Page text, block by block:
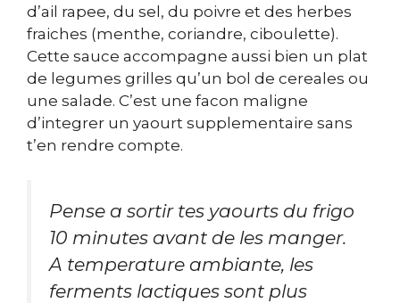
d’ail rapee, du sel, du poivre et des herbes
fraiches (menthe, coriandre, ciboulette).
Cette sauce accompagne aussi bien un plat
de legumes grilles qu’un bol de cereales ou
une salade. C’est une facon maligne
d’integrer un yaourt supplementaire sans
t’en rendre compte.
Pense a sortir tes yaourts du frigo
10 minutes avant de les manger.
A temperature ambiante, les
ferments lactiques sont plus